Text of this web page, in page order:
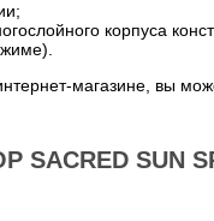
корпуса
магазине, вы
SUN